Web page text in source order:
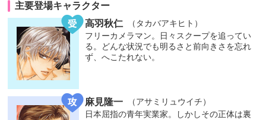
主要登場キャラクター
高羽秋仁
（タカバアキヒト）
フリーカメラマン。日々スクープを追ってい
る。どんな状況でも明るさと前向きさを忘れ
ず、へこたれない。
麻見隆一
（アサミリュウイチ）
日本屈指の青年実業家。しかしその正体は裏